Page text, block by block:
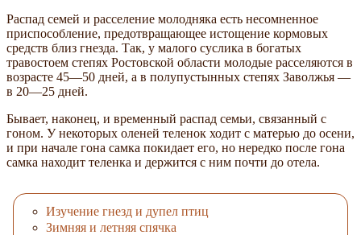
Распад семей и расселение молодняка есть несомненное
приспособление, предотвращающее истощение кормовых
средств близ гнезда. Так, у малого суслика в богатых
травостоем степях Ростовской области молодые расселяются в
возрасте 45—50 дней, а в полупустынных степях Заволжья —
в 20—25 дней.
Бывает, наконец, и временный распад семьи, связанный с
гоном. У некоторых оленей теленок ходит с матерью до осени,
и при начале гона самка покидает его, но нередко после гона
самка находит теленка и держится с ним почти до отела.
Изучение гнезд и дупел птиц
Зимняя и летняя спячка